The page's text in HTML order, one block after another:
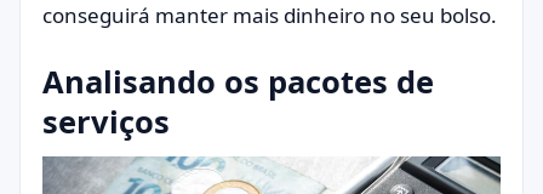
conseguirá manter mais dinheiro no seu bolso.
Analisando os pacotes de
serviços